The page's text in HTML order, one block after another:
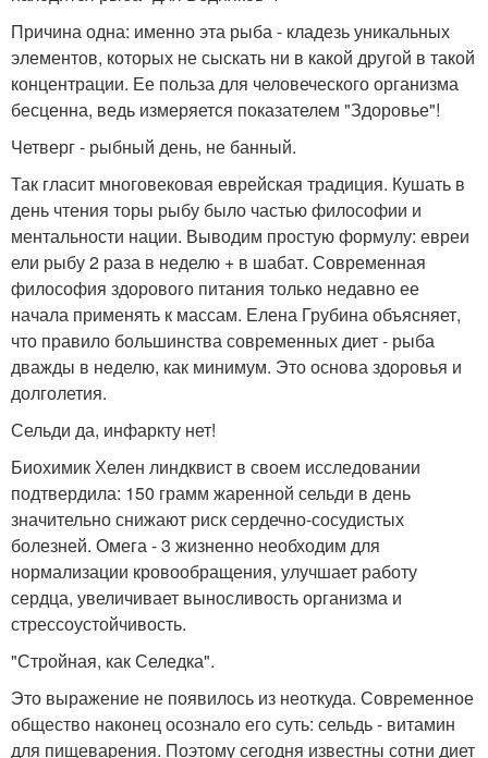
Причина одна: именно эта рыба - кладезь уникальных
элементов, которых не сыскать ни в какой другой в такой
концентрации. Ее польза для человеческого организма
бесценна, ведь измеряется показателем "Здоровье"!
Четверг - рыбный день, не банный.
Так гласит многовековая еврейская традиция. Кушать в
день чтения торы рыбу было частью философии и
ментальности нации. Выводим простую формулу: евреи
ели рыбу 2 раза в неделю + в шабат. Современная
философия здорового питания только недавно ее
начала применять к массам. Елена Грубина объясняет,
что правило большинства современных диет - рыба
дважды в неделю, как минимум. Это основа здоровья и
долголетия.
Сельди да, инфаркту нет!
Биохимик Хелен линдквист в своем исследовании
подтвердила: 150 грамм жаренной сельди в день
значительно снижают риск сердечно-сосудистых
болезней. Омега - 3 жизненно необходим для
нормализации кровообращения, улучшает работу
сердца, увеличивает выносливость организма и
стрессоустойчивость.
"Стройная, как Селедка".
Это выражение не появилось из неоткуда. Современное
общество наконец осознало его суть: сельдь - витамин
для пищеварения. Поэтому сегодня известны сотни диет